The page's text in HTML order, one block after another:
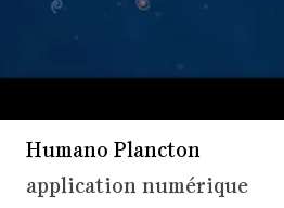
Humano Plancton
application numérique